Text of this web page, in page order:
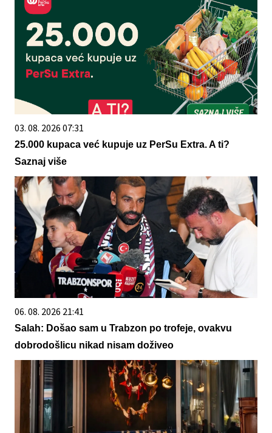
03. 08. 2026 07:31
25.000 kupaca već kupuje uz PerSu Extra. A ti?
Saznaj više
06. 08. 2026 21:41
Salah: Došao sam u Trabzon po trofeje, ovakvu
dobrodošlicu nikad nisam doživeo